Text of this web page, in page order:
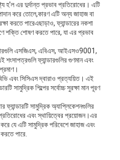
হ'ল এর দুর্দান্ত প্রভাব প্রতিরোধের। এটি
করে তোলে,কারণ এটি অন্য জাহাজ বা
করতে পারেএছাড়াও, ফ্যান্ডারের নকশা
শক্তি শোষণ করতে পারে, যা এর প্রভাব
এসজিএস, এবিএস, আইএসও9001,
ফ্যান্ডারগুলির গুণমান এবং
এবং সিসিএস দ্বারাও প্রত্যয়িত। এই
সামুদ্রিক শিল্পের সর্বোচ্চ সুরক্ষা মান পূরণ
ফ্যান্ডারটি সামুদ্রিক অ্যাপ্লিকেশনগুলির
এবং স্থায়িত্বের প্রয়োজন।এর
যে এটি সামুদ্রিক পরিবেশে জাহাজ এবং
পারে.